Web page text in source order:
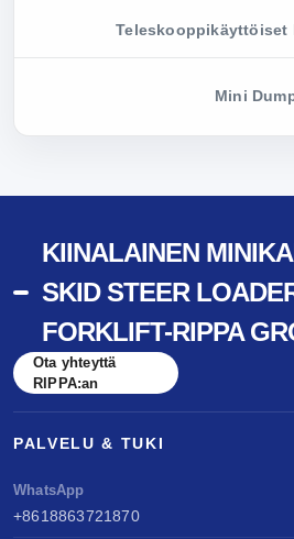
Teleskooppikäyttöiset
Mini
KIINALAINEN
SKID STEER
FORKLIFT-RIPPA
Ota yhteyttä
RIPPA:an
PALVELU & TUKI
WhatsApp
+8618863721870